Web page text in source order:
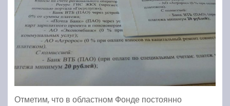
Отметим, что в областном Фонде постоянно